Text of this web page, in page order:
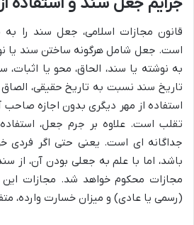
قانون مجازات اسلامی، جعل سند را
است. جعل شامل هرگونه ساختن سند یا
به نوشته یا سند، الحاق، محو یا اثبات،
تاریخ سند نسبت به تاریخ حقیقی،
استفاده از مهر دیگری بدون اجازه
تقلب است. علاوه بر جرم جعل،
جداگانه ای است. یعنی حتی اگر فردی
باشد، اما با علم به جعلی بودن آن، از
مجازات محکوم خواهد شد. مجازات
(رسمی یا عادی) و میزان خسارت وارده،